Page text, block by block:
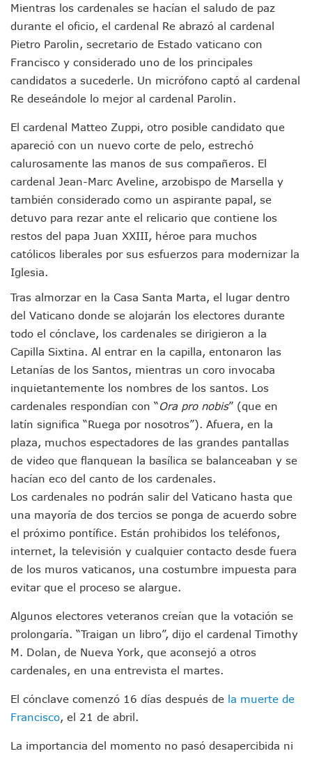
Bruno Blancas Destaca Avances Legislativos Aprobados
¡Qué Horror! Buscan Posible Fosa Clandestina En El Patio
Melissa Madero Denuncia Despido De Su Personal Por
Puerto Vallarta Presente En El Anuncio Del Plan Integral
Miércoles De Ceniza: ¿Qué Significa La Cruz Que Se Pone
¡El Pitillal Vive Su Primera Feria Del Libro!
Quema Controlada En Atenguillo Busca Minimizar Riesgo
100 Pacientes Oncológicos Piden No Cambiar A
“Paseo De La Fama” En Vallarta Genera Dudas Tras Visita
Air Canadá Anuncia Vuelo Directo Entre Guadalajara Y
Hay 507 Personas Desaparecidas En Puerto Vallarta
Gobierno De Lemus Abre Oficina Especializada En
Anexo De Ixtapa Privaría Ilegalmente De Personas, Acusa
Puerto Vallarta Acompaña En La Despedida Fúnebre Del
Puerto Vallarta Registra Más Ballenas Que Nunca Este
Fin De Semana De San Valentín Impulsa Ventas En
Zapopan: Cae Presunto Coordinador De Célula Dedicada
Ponen En Marcha Campaña ‘No Es Lo Que Parece’ Para
Estado Y Municipio Impulsan A Microempresas
Vuelca Camioneta Con Jornaleros Cerca De Talpa De
Así Protege La Suprema Corte A Dueños De Vehículos
Fátima Bosh, ¿la Mexicana Renuncia A Su Corona Como
Vigilan Parques, Canchas Y Avenidas Para Bajar Actos
Zapopan: Retiran 29 Motocicletas Irregulares En Operativo
Muere Joven Tras Ser Arrollado Por Un Camión De
Formalizan Uso De Espacio Comunitario En Verde Vallarta
Choque De Camionetas Deja Un Muerto En Autopista A
Detienen A Peligroso Homicida De Guadalajara,
Aprueban Nuevo Programa De Becas Escolares En Puerto
Grasas De Establecimientos Comerciales Provocan
Colocan Cruz En Memoria De Clarisa Rodríguez En El Sitio
Parejas En México: Bajan Matrimonios Y Crecen Uniones
Yussara Canales Presenta La “ley Clarisa” Contra
Muere “Ma Nena”, La Abuelita Mexicana Que Se Robó El
Avanza Reducción De La Jornada Laboral A 40 Horas; La
Localizan Cuatro Vehículos Robados En Puerto Vallarta
CANIRAC Vallarta–Bahía De Banderas Reelige A Martha
Reportan Poncha Llantas En Carretera Compostela–Las
La Marina Decomisa 39 Máquinas Tragamonedas En
Descuentos Preferenciales En El Pago Del Predial 2026
Vallarta Instalará Macromódulos De Vacunación Contra El
Libro Revisa Un Siglo De Poesía Escrita En Puerto Vallarta
Mientras los cardenales se hacían el saludo de paz
durante el oficio, el cardenal Re abrazó al cardenal
Pietro Parolin, secretario de Estado vaticano con
Francisco y considerado uno de los principales
candidatos a sucederle. Un micrófono captó al cardenal
Re deseándole lo mejor al cardenal Parolin.
El cardenal Matteo Zuppi, otro posible candidato que
apareció con un nuevo corte de pelo, estrechó
calurosamente las manos de sus compañeros. El
cardenal Jean-Marc Aveline, arzobispo de Marsella y
también considerado como un aspirante papal, se
detuvo para rezar ante el relicario que contiene los
restos del papa Juan XXIII, héroe para muchos
católicos liberales por sus esfuerzos para modernizar la
Iglesia.
Tras almorzar en la Casa Santa Marta, el lugar dentro
del Vaticano donde se alojarán los electores durante
todo el cónclave, los cardenales se dirigieron a la
Capilla Sixtina. Al entrar en la capilla, entonaron las
Letanías de los Santos, mientras un coro invocaba
inquietantemente los nombres de los santos. Los
cardenales respondían con “Ora pro nobis” (que en
latín significa “Ruega por nosotros”). Afuera, en la
plaza, muchos espectadores de las grandes pantallas
de video que flanquean la basílica se balanceaban y se
hacían eco del canto de los cardenales.
Los cardenales no podrán salir del Vaticano hasta que
una mayoría de dos tercios se ponga de acuerdo sobre
el próximo pontífice. Están prohibidos los teléfonos,
internet, la televisión y cualquier contacto desde fuera
de los muros vaticanos, una costumbre impuesta para
evitar que el proceso se alargue.
Algunos electores veteranos creían que la votación se
prolongaría. “Traigan un libro”, dijo el cardenal Timothy
M. Dolan, de Nueva York, que aconsejó a otros
cardenales, en una entrevista el martes.
El cónclave comenzó 16 días después de la muerte de
Francisco, el 21 de abril.
La importancia del momento no pasó desapercibida ni